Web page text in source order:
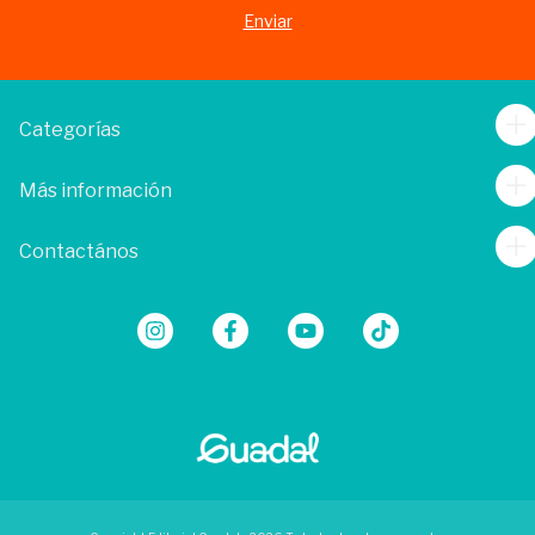
Categorías
Más información
Contactános